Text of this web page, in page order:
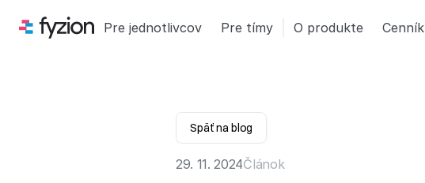
Pre jednotlivcov Pre tímy O produkte Cenník
Späť na blog
29. 11. 2024Článok